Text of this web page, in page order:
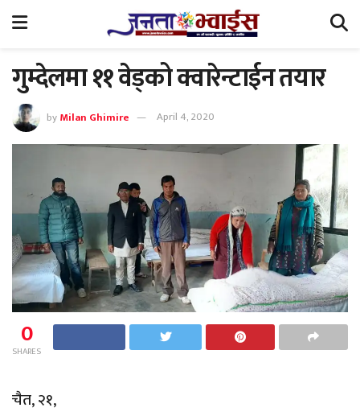
गुम्देलमा ११ वेड्को क्वारेन्टाईन तयार
byMilan Ghimire April 4, 2020
0
SHARES
चैत, २१,